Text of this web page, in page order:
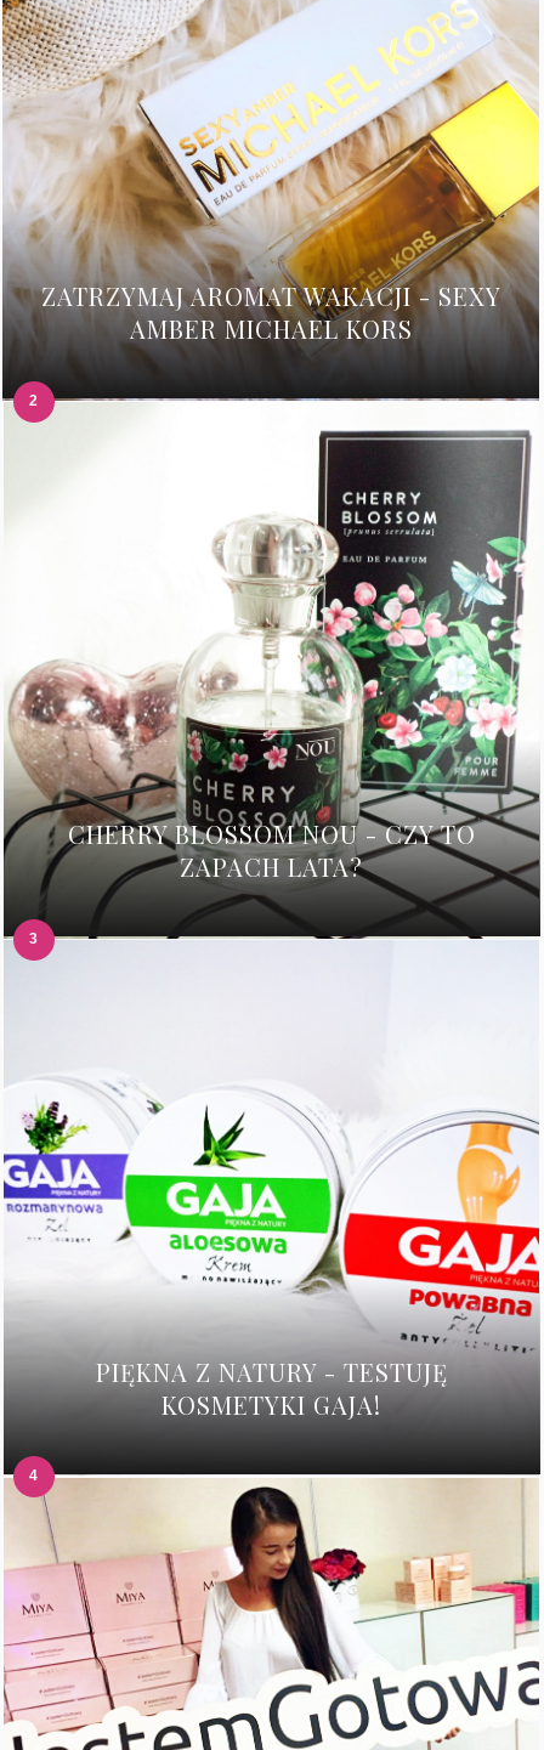
ZATRZYMAJ AROMAT WAKACJI - SEXY
AMBER MICHAEL KORS
CHERRY BLOSSOM NOU - CZY TO
ZAPACH LATA?
PIĘKNA Z NATURY - TESTUJĘ
KOSMETYKI GAJA!